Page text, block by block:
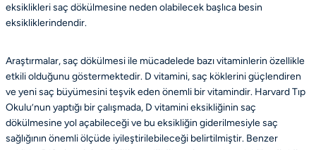
eksiklikleri saç dökülmesine neden olabilecek başlıca besin
eksikliklerindendir.
Araştırmalar, saç dökülmesi ile mücadelede bazı vitaminlerin özellikle
etkili olduğunu göstermektedir. D vitamini, saç köklerini güçlendiren
ve yeni saç büyümesini teşvik eden önemli bir vitamindir. Harvard Tıp
Okulu’nun yaptığı bir çalışmada, D vitamini eksikliğinin saç
dökülmesine yol açabileceği ve bu eksikliğin giderilmesiyle saç
sağlığının önemli ölçüde iyileştirilebileceği belirtilmiştir. Benzer